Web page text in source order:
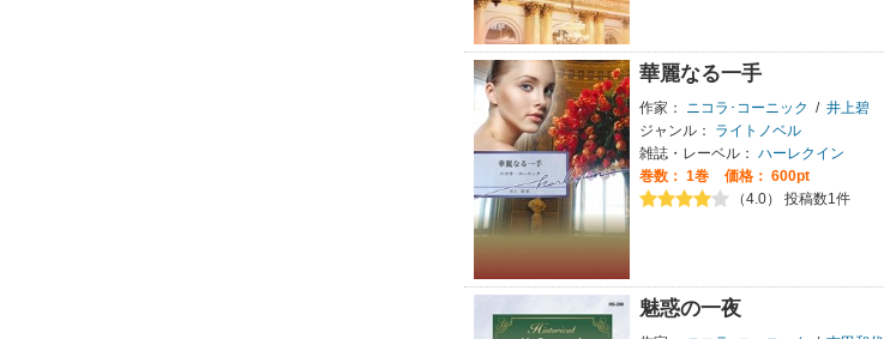
華麗なる一手
作家： ニコラ･コーニック / 井上碧
ジャンル：
ライトノベル
雑誌・レーベル： ハーレクイン
巻数： 1巻
価格： 600pt
（4.0） 投稿数1件
魅惑の一夜